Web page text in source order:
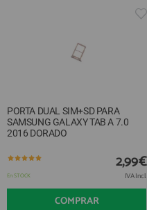
PORTA DUAL SIM+SD PARA
SAMSUNG GALAXY TAB A 7.0
2016 DORADO
En STOCK
2,99€
IVA Incl.
COMPRAR